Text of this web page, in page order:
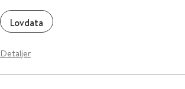
Lovdata
Detaljer